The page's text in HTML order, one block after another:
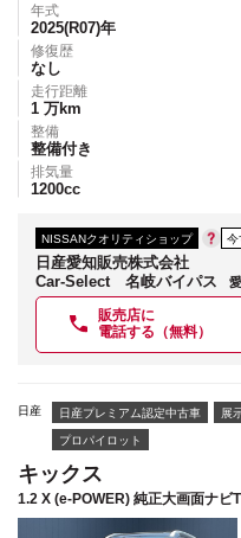
年式
2025(R07)年
修復歴
なし
走行距離
1 万km
整備
整備付き
排気量
1200cc
NISSANクオリティショップ 今
日産愛知販売株式会社
Car-Select 名岐バイパス
販売店に
電話する（無料）
日産 日産プレミアム認定中古車 展
プロパイロット
キックス
1.2 X (e-POWER) 純正大画面ナビ